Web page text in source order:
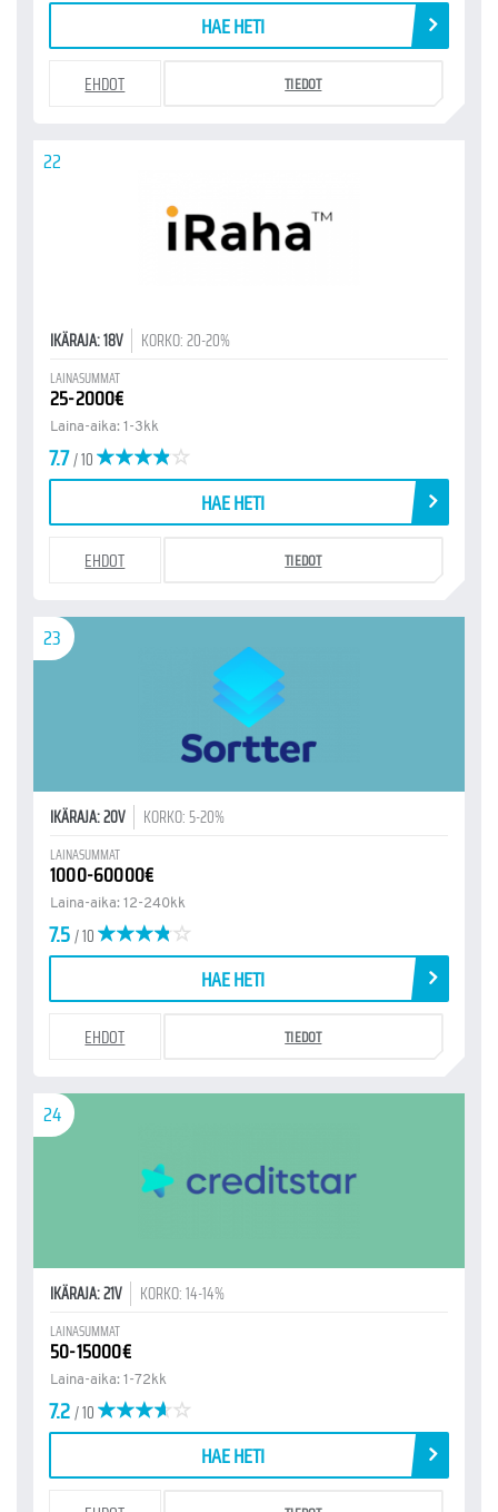
HAE HETI
EHDOT TIEDOT
22
IKÄRAJA: 18V KORKO: 20-20%
LAINASUMMAT
25-2000€
Laina-aika: 1-3kk
7.7/ 10
HAE HETI
EHDOT TIEDOT
23
IKÄRAJA: 20V KORKO: 5-20%
LAINASUMMAT
1000-60000€
Laina-aika: 12-240kk
7.5/ 10
HAE HETI
EHDOT TIEDOT
24
IKÄRAJA: 21V KORKO: 14-14%
LAINASUMMAT
50-15000€
Laina-aika: 1-72kk
7.2/ 10
HAE HETI